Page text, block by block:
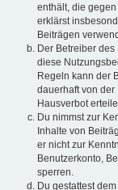
enthält, die
erklärst
Beiträgen
Der Betreiber
diese
Regeln kann der
dauerhaft von
Hausverbot
Du nimmst zur
Inhalte von
er nicht zur
Benutzerkonto,
sperren.
Du gestattest